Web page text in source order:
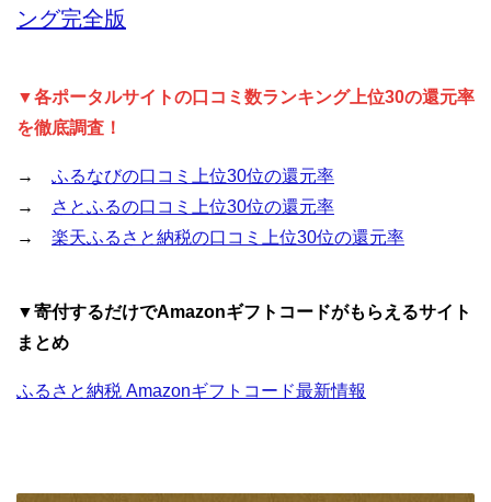
ング完全版
▼各ポータルサイトの口コミ数ランキング上位30の還元率
を徹底調査！
→ ふるなびの口コミ上位30位の還元率
→
さとふるの口コミ上位30位の還元率
→ 楽天ふるさと納税の口コミ上位30位の還元率
▼寄付するだけでAmazonギフトコードがもらえるサイト
まとめ
ふるさと納税 Amazonギフトコード最新情報